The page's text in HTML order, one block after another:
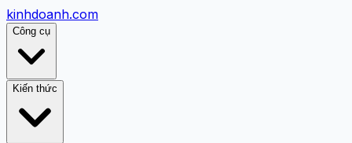
kinhdoanh.com
Công cụ
Kiến thức